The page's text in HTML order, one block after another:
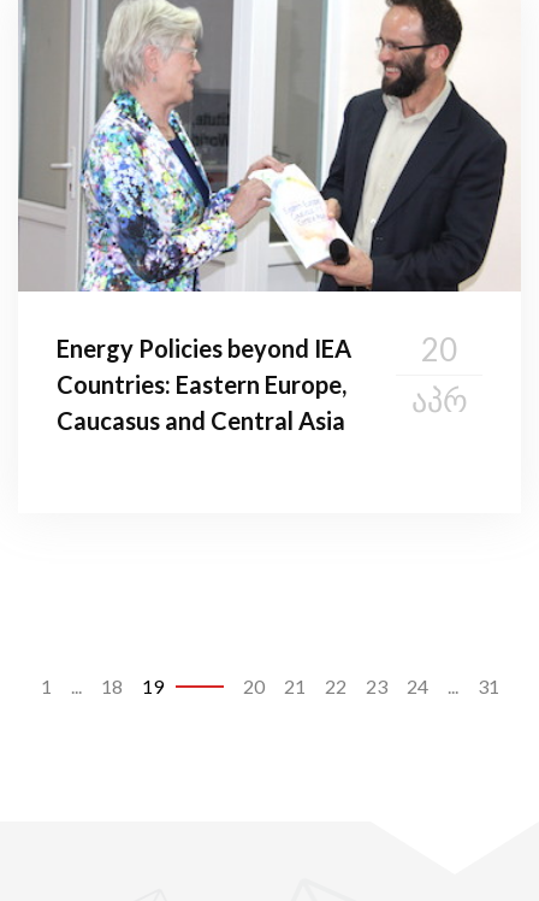
Energy Policies beyond IEA
Countries: Eastern Europe,
Caucasus and Central Asia
20
ᲐᲞᲠ
1 ... 18 19 20 21 22 23 24 ... 31